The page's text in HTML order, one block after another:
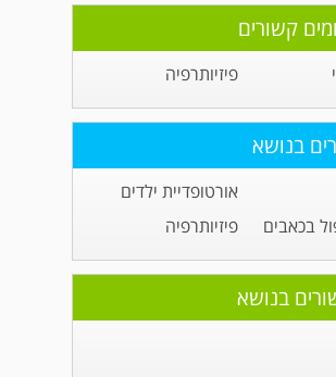
קשורים
פיזיותרפיה
בנושא
אורטופדיית ילדים
בכאבים
פיזיותרפיה
בנושא